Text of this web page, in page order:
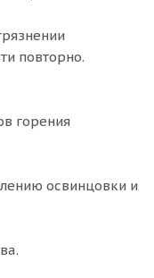
повторно.
горения
освинцовки и